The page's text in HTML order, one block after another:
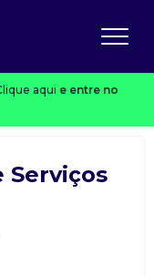
aqui e entre no
Serviços